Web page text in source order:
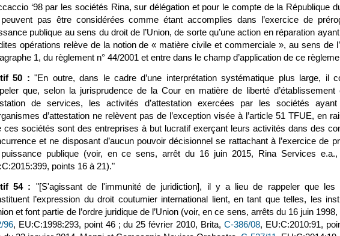
‘98 par les sociétés Rina, sur délégation et pour le compte de la République
pas être considérées comme étant accomplies dans l’exercice de
publique au sens du droit de l’Union, de sorte qu’une action en réparation
opérations relève de la notion de « matière civile et commerciale », au sens de
1, du règlement n° 44/2001 et entre dans le champ d’application de ce
50 : "En outre, dans le cadre d’une interprétation systématique plus large, il
que, selon la jurisprudence de la Cour en matière de liberté d’établissement
de services, les activités d’attestation exercées par les sociétés
d’attestation ne relèvent pas de l’exception visée à l’article 51 TFUE, en
ces sociétés sont des entreprises à but lucratif exerçant leurs activités dans des
et ne disposant d’aucun pouvoir décisionnel se rattachant à l’exercice de
publique (voir, en ce sens, arrêt du 16 juin 2015, Rina Services e.a.,
points 16 à 21)."
54 :
"[S'agissant de l'immunité de juridiction], il y a lieu de rappeler que les
l’expression du droit coutumier international lient, en tant que telles, les
et font partie de l’ordre juridique de l’Union (voir, en ce sens, arrêts du 16 juin
96(le lien est externe)
, EU:C:1998:293, point 46 ; du 25 février 2010, Brita, C-386/08(le lien est externe)
, EU:C:2010:91,